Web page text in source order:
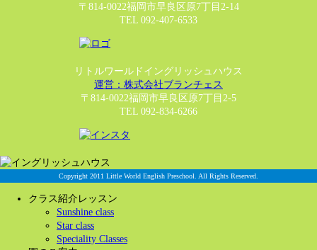
〒814-0022福岡市早良区原7丁目2-14
TEL 092-407-6533
リトルワールドイングリッシュハウス
運営：株式会社ブランチェス
〒814-0022福岡市早良区原7丁目2-5
TEL 092-834-6266
Copyright 2011 Little World English Preschool. All Rights Reserved.
クラス紹介レッスン
Sunshine class
Star class
Speciality Classes